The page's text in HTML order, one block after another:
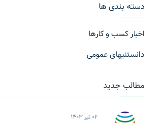
دسته بندی ها
اخبار کسب و کارها
دانستنیهای عمومی
مطالب جدید
02 تیر 1403